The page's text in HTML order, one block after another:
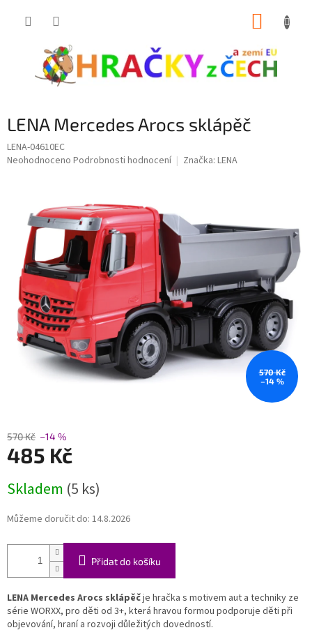
LENA Mercedes Arocs sklápěč
LENA-04610EC
Průměrné
hvězdiček.
Neohodnoceno Podrobnosti hodnocení Značka: LENA
570 Kč
–14 %
570 Kč –14 %
485 Kč
cena:
Skladem (5 ks)
Můžeme doručit do: 14.8.2026
Přidat do košíku
LENA Mercedes Arocs sklápěčje hračka s motivem aut a techniky ze
série WORXX, pro děti od 3+, která hravou formou podporuje děti při
objevování, hraní a rozvoji důležitých dovedností.